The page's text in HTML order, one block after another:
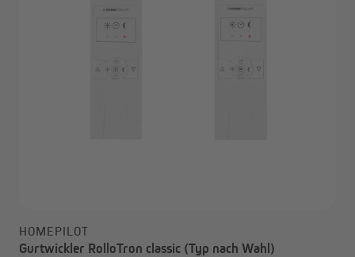
HOMEPILOT
Gurtwickler RolloTron classic (Typ nach Wahl)